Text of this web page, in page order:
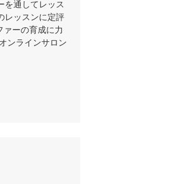
を通してレッス
レッスンに定評
ーの育成に力
ンラインサロン